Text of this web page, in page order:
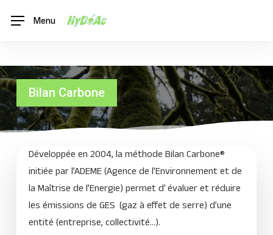
Menu
Bilan Carbone
Développée en 2004, la méthode Bilan Carbone®
initiée par l’ADEME (Agence de l’Environnement et de
la Maîtrise de l’Energie) permet d’évaluer et réduire
les émissions de GES (gaz à effet de serre) d’une
entité (entreprise, collectivité…).